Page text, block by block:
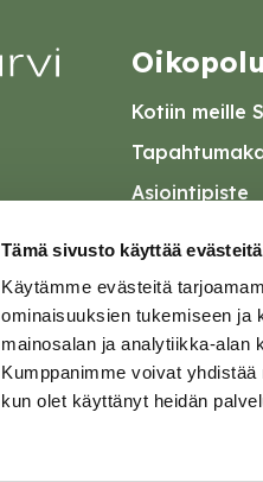
Tämä sivusto käyttää evästeitä
Käytämme evästeitä
ominaisuuksien tukemiseen ja
mainosalan ja analytiikka-alan
Kumppanimme voivat
kun olet käyttänyt heidän
Kotiin meille
Asiointipiste
Tietosuoja